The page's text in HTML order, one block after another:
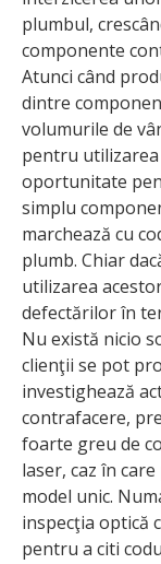
plumbul,
componente
Atunci când
dintre
volumurile de
pentru
oportunitate
simplu
marchează cu
plumb. Chiar
utilizarea
defectărilor în
Nu există nicio
clienţii se pot
investighează
contrafacere,
foarte greu de
laser, caz în
model unic.
inspecţia optică
pentru a citi